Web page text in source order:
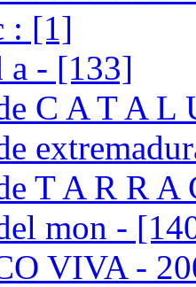
: [1]
a - [133]
C A T A L
T A R R A
mon -
VIVA -